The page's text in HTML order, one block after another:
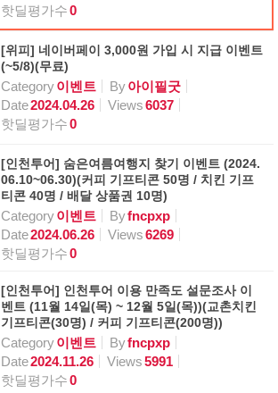
핫딜평가수0
[위피] 네이버페이 3,000원 가입 시 지급 이벤트
(~5/8)(무료)
Category이벤트 By아이필굿
Date2024.04.26 Views6037
핫딜평가수0
[인천투어] 숨은여름여행지 찾기 이벤트 (2024.
06.10~06.30)(커피 기프티콘 50명 / 치킨 기프
티콘 40명 / 배달 상품권 10명)
Category이벤트 Byfncpxp
Date2024.06.26 Views6269
핫딜평가수0
[인천투어] 인천투어 이용 만족도 설문조사 이
벤트 (11월 14일(목) ~ 12월 5일(목))(교촌치킨
기프티콘(30명) / 커피 기프티콘(200명))
Category이벤트 Byfncpxp
Date2024.11.26 Views5991
핫딜평가수0